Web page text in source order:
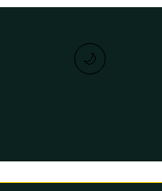
🌙